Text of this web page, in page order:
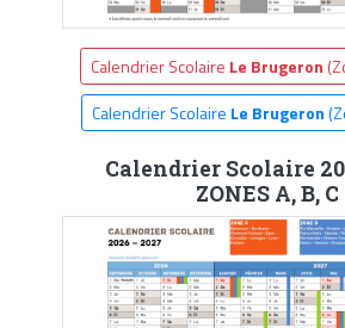
Calendrier Scolaire Le Brugeron
Calendrier Scolaire Le Brugeron
Calendrier Scolaire
ZONES A, B, C